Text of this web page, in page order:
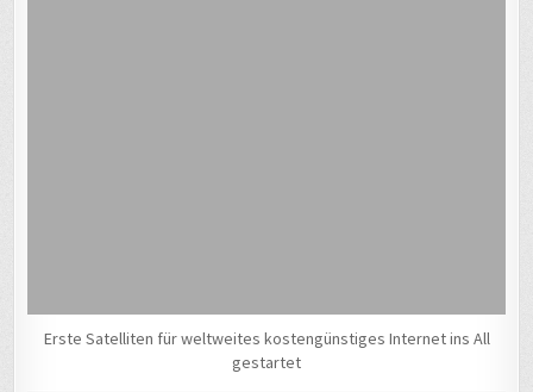
Erste Satelliten für weltweites kostengünstiges Internet ins All
gestartet